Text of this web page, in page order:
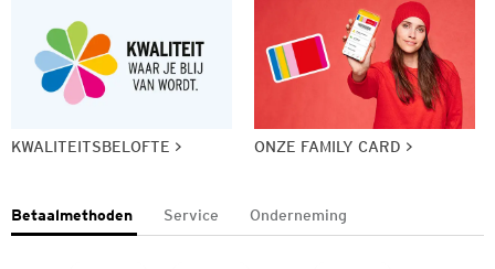
KWALITEITSBELOFTE ONZE FAMILY CARD
Betaalmethoden Service Onderneming